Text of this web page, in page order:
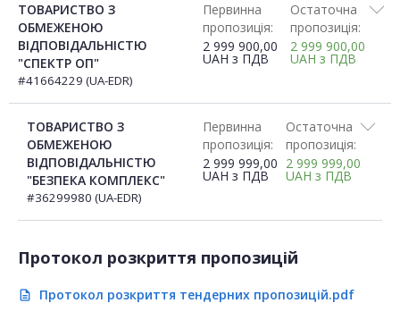
ТОВАРИСТВО З
ОБМЕЖЕНОЮ
ВІДПОВІДАЛЬНІСТЮ
"СПЕКТР ОП"
#41664229 (UA-EDR)
Первинна
пропозиція:
2 999 900,00
UAH з ПДВ
Остаточна
пропозиція:
2 999 900,00
UAH з ПДВ
ТОВАРИСТВО З
ОБМЕЖЕНОЮ
ВІДПОВІДАЛЬНІСТЮ
"БЕЗПЕКА КОМПЛЕКС"
#36299980 (UA-EDR)
Первинна
пропозиція:
2 999 999,00
UAH з ПДВ
Остаточна
пропозиція:
2 999 999,00
UAH з ПДВ
Протокол розкриття пропозицій
description Протокол розкриття тендерних пропозицій.pdf